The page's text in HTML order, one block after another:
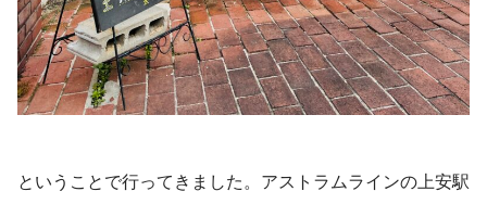
ということで行ってきました。アストラムラインの上安駅